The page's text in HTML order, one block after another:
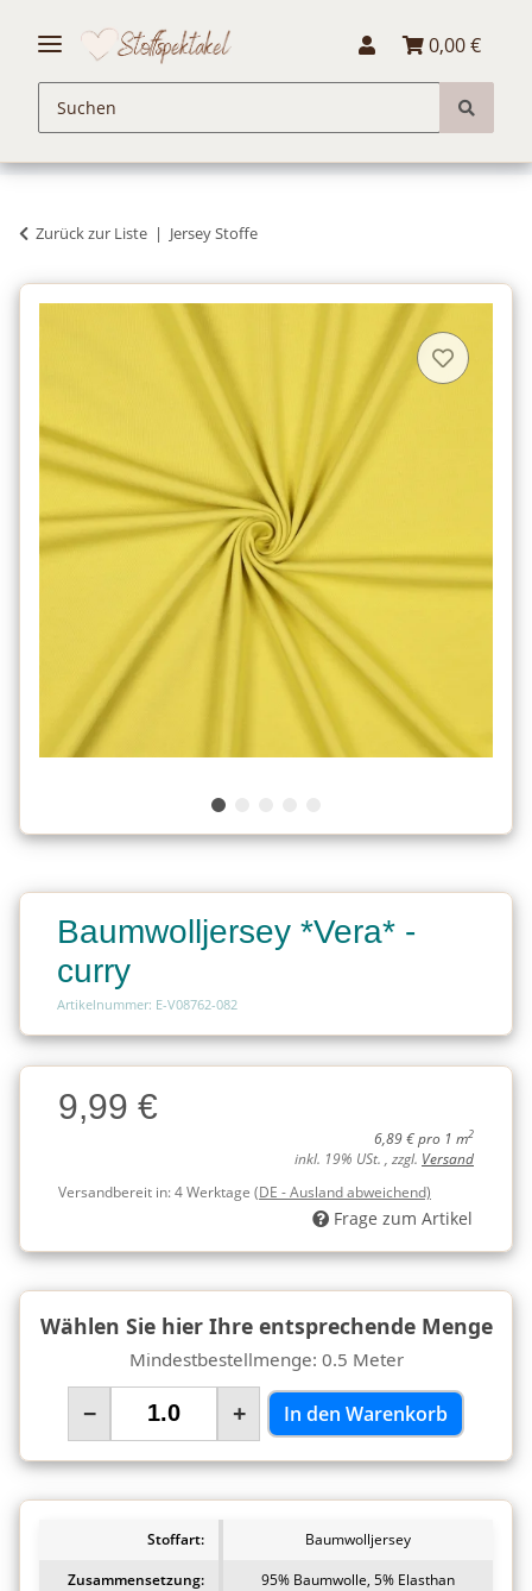
0,00 €
Zurück zur Liste Jersey Stoffe
Baumwolljersey *Vera* -
curry
Artikelnummer: E-V08762-082
Charge
Charge9,99 €
6,89 € pro 1 m2
inkl. 19% USt. , zzgl. Versand
Versandbereit in:4 Werktage (DE - Ausland abweichend)
Frage zum Artikel
Wählen Sie hier Ihre entsprechende Menge
Mindestbestellmenge: 0.5 Meter
− + In den Warenkorb
Stoffart:
Baumwolljersey
Zusammensetzung:
95% Baumwolle, 5% Elasthan